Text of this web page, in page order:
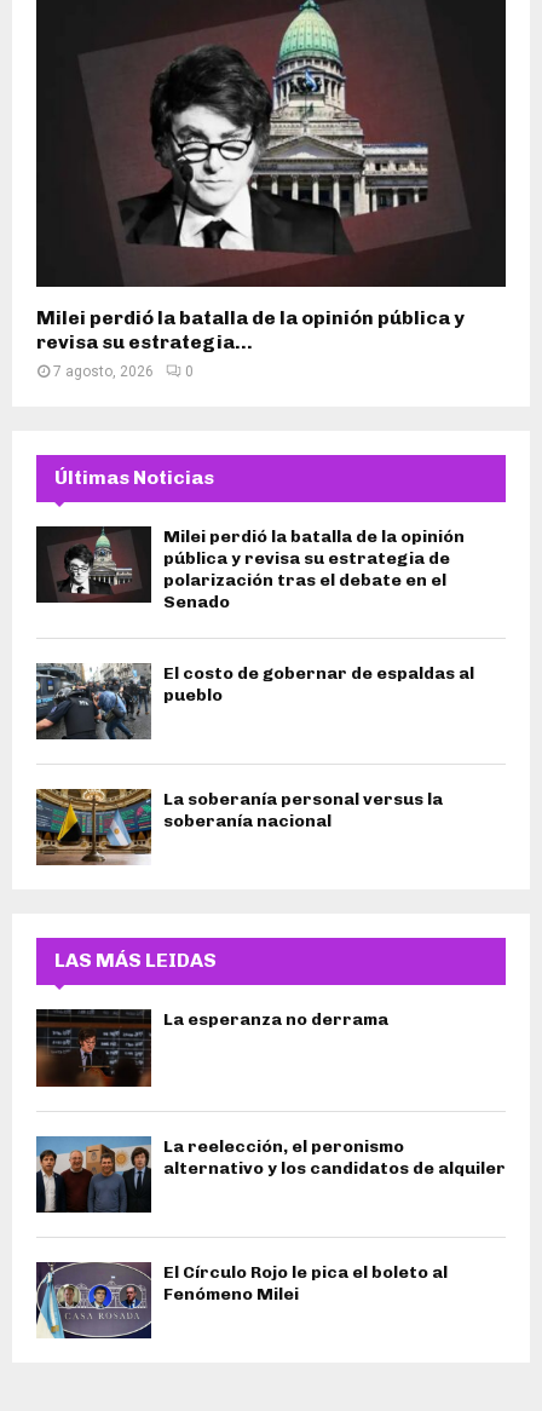
Milei perdió la batalla de la opinión pública y
revisa su estrategia...
7 agosto, 2026 0
Últimas Noticias
Milei perdió la batalla de la opinión
pública y revisa su estrategia de
polarización tras el debate en el
Senado
El costo de gobernar de espaldas al
pueblo
La soberanía personal versus la
soberanía nacional
LAS MÁS LEIDAS
La esperanza no derrama
La reelección, el peronismo
alternativo y los candidatos de alquiler
El Círculo Rojo le pica el boleto al
Fenómeno Milei